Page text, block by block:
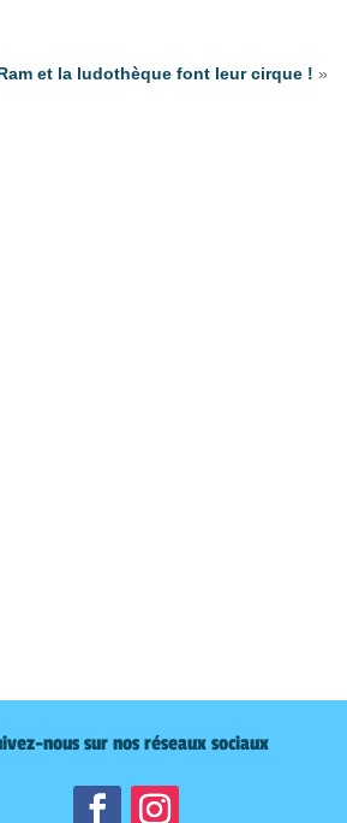
et la ludothèque font leur cirque ! »
nous sur nos réseaux sociaux